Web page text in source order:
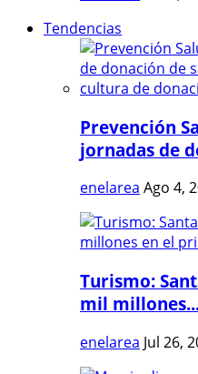
Tendencias
Prevención
jornadas de
enelarea Ago 4,
Turismo:
mil
enelarea Jul 26,